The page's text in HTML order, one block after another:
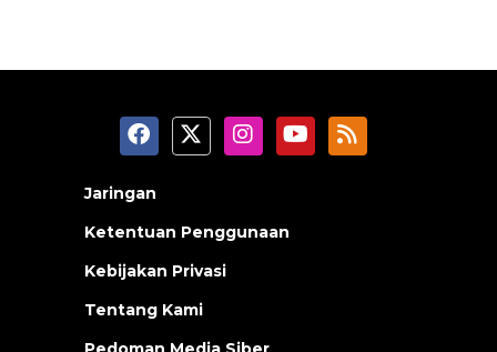
Jaringan
Ketentuan Penggunaan
Kebijakan Privasi
Tentang Kami